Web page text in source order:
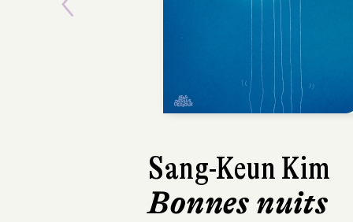
Sang-Keun Kim
Bonnes nuits
Previous